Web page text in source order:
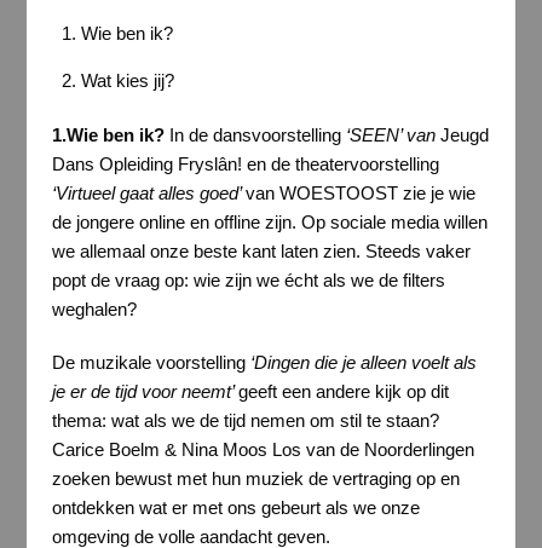
Wie ben ik?
Wat kies jij?
1.Wie ben ik? In de dansvoorstelling ‘SEEN’ van Jeugd
Dans Opleiding Fryslân! en de theatervoorstelling
‘Virtueel gaat alles goed’van WOESTOOST zie je wie
de jongere online en offline zijn. Op sociale media willen
we allemaal onze beste kant laten zien. Steeds vaker
popt de vraag op: wie zijn we écht als we de filters
weghalen?
De muzikale voorstelling ‘Dingen die je alleen voelt als
je er de tijd voor neemt’geeft een andere kijk op dit
thema: wat als we de tijd nemen om stil te staan?
Carice Boelm & Nina Moos Los van de Noorderlingen
zoeken bewust met hun muziek de vertraging op en
ontdekken wat er met ons gebeurt als we onze
omgeving de volle aandacht geven.